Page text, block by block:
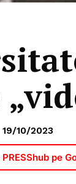
19/10/2023
pe